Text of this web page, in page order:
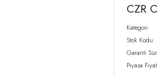
CZR
Kategori
Stok Kodu
Garanti
Piyasa